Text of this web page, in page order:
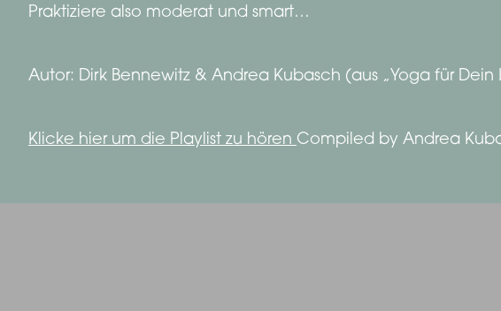
Praktiziere also moderat und smart…
Autor: Dirk Bennewitz & Andrea Kubasch (aus „Yoga für Dein
Klicke hier um die Playlist zu hören Compiled by Andrea